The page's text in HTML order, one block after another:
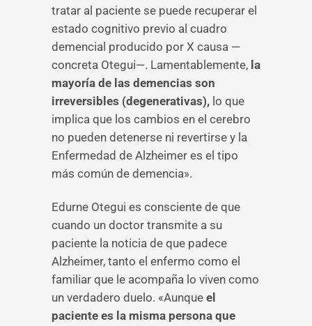
tratar al paciente se puede recuperar el
estado cognitivo previo al cuadro
demencial producido por X causa —
concreta Otegui—. Lamentablemente, la
mayoría de las demencias son
irreversibles (degenerativas), lo que
implica que los cambios en el cerebro
no pueden detenerse ni revertirse y la
Enfermedad de Alzheimer es el tipo
más común de demencia».
Edurne Otegui es consciente de que
cuando un doctor transmite a su
paciente la noticia de que padece
Alzheimer, tanto el enfermo como el
familiar que le acompaña lo viven como
un verdadero duelo. «Aunque el
paciente es la misma persona que